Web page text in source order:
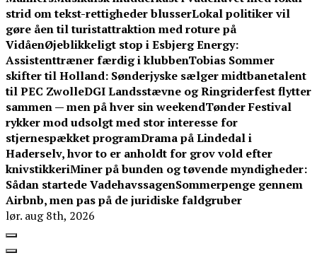
strid om tekst-rettigheder blusserLokal politiker vil
gøre åen til turistattraktion med roture på
VidåenØjeblikkeligt stop i Esbjerg Energy:
Assistenttræner færdig i klubbenTobias Sommer
skifter til Holland: Sønderjyske sælger midtbanetalent
til PEC ZwolleDGI Landsstævne og Ringriderfest flytter
sammen — men på hver sin weekendTønder Festival
rykker mod udsolgt med stor interesse for
stjernespækket programDrama på Lindedal i
Haderselv, hvor to er anholdt for grov vold efter
knivstikkeriMiner på bunden og tøvende myndigheder:
Sådan startede VadehavssagenSommerpenge gennem
Airbnb, men pas på de juridiske faldgruber
lør. aug 8th, 2026